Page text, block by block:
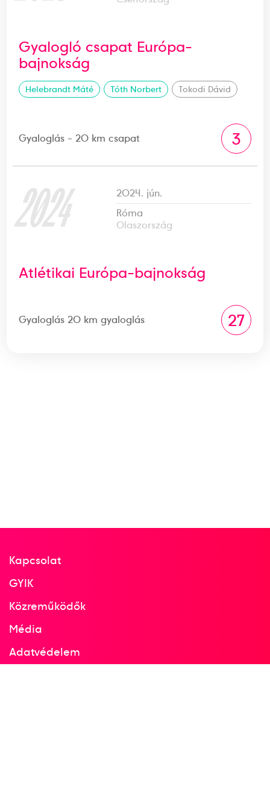
Gyalogló csapat Európa-
bajnokság
Helebrandt Máté Tóth Norbert Tokodi Dávid
Gyaloglás - 20 km csapat 3
2024
2024. jún.
Róma
Olaszország
Atlétikai Európa-bajnokság
Gyaloglás 20 km gyaloglás 27
Kapcsolat
GYIK
Közreműködők
Média
Adatvédelem